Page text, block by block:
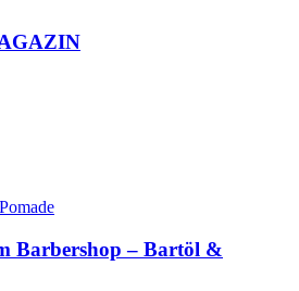
Barbershop – Bartöl &